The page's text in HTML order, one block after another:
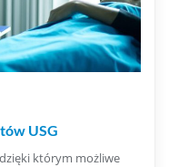
USG
którym możliwe